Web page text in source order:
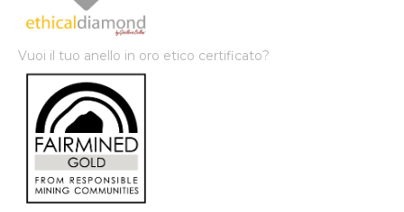
Vuoi il tuo anello in oro etico certificato?